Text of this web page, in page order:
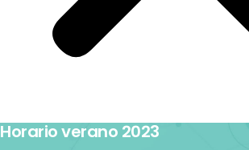
Horario verano 2023